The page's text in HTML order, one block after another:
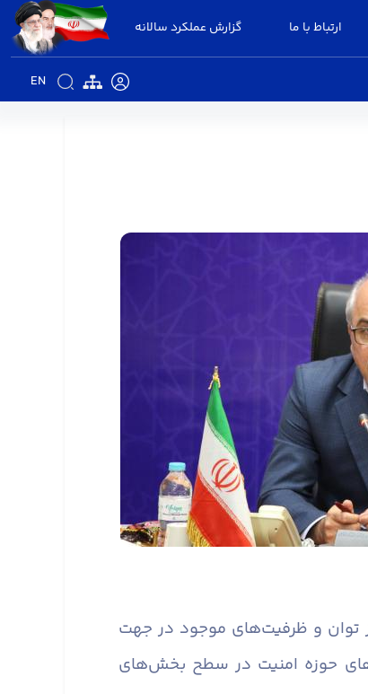
ارتباط با ما گزارش عملکرد سالانه
EN
توان و ظرفیت‌های موجود در جهت
حوزه امنیت در سطح بخش‌های